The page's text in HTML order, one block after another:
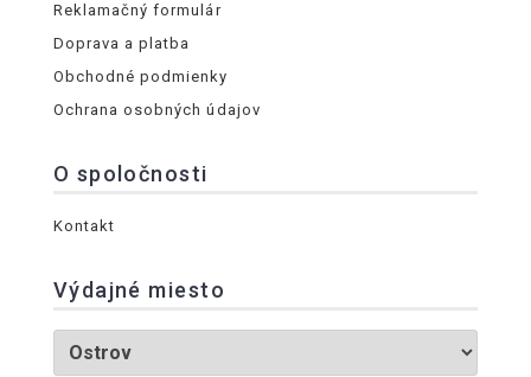
Reklamačný formulár
Doprava a platba
Obchodné podmienky
Ochrana osobných údajov
O spoločnosti
Kontakt
Výdajné miesto